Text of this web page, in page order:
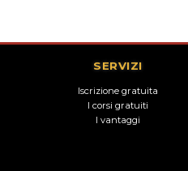
SERVIZI
Iscrizione gratuita
I corsi gratuiti
I vantaggi